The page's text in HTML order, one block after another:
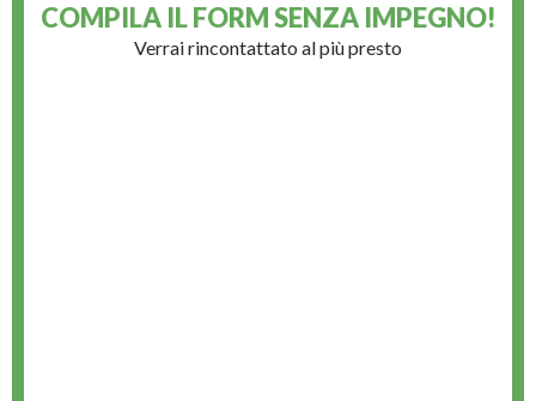
COMPILA IL FORMSENZA IMPEGNO!
Verrai rincontattato al più presto